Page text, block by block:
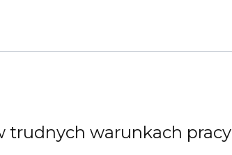
trudnych warunkach pracy